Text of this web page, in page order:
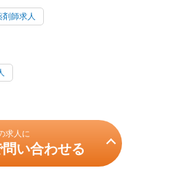
師求人
求人に
い合わせる